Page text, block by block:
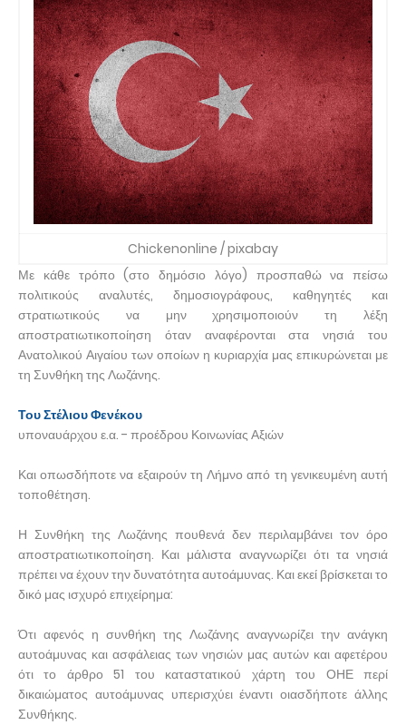
Chickenonline / pixabay
Με κάθε τρόπο (στο δημόσιο λόγο) προσπαθώ να πείσω
πολιτικούς αναλυτές, δημοσιογράφους, καθηγητές και
στρατιωτικούς να μην χρησιμοποιούν τη λέξη
αποστρατιωτικοποίηση όταν αναφέρονται στα νησιά του
Ανατολικού Αιγαίου των οποίων η κυριαρχία μας επικυρώνεται με
τη Συνθήκη της Λωζάνης.
Του Στέλιου Φενέκου
υποναυάρχου ε.α. - προέδρου Κοινωνίας Αξιών
Και οπωσδήποτε να εξαιρούν τη Λήμνο από τη γενικευμένη αυτή
τοποθέτηση.
Η Συνθήκη της Λωζάνης πουθενά δεν περιλαμβάνει τον όρο
αποστρατιωτικοποίηση. Και μάλιστα αναγνωρίζει ότι τα νησιά
πρέπει να έχουν την δυνατότητα αυτοάμυνας. Και εκεί βρίσκεται το
δικό μας ισχυρό επιχείρημα:
Ότι αφενός η συνθήκη της Λωζάνης αναγνωρίζει την ανάγκη
αυτοάμυνας και ασφάλειας των νησιών μας αυτών και αφετέρου
ότι το άρθρο 51 του καταστατικού χάρτη του ΟΗΕ περί
δικαιώματος αυτοάμυνας υπερισχύει έναντι οιασδήποτε άλλης
Συνθήκης.